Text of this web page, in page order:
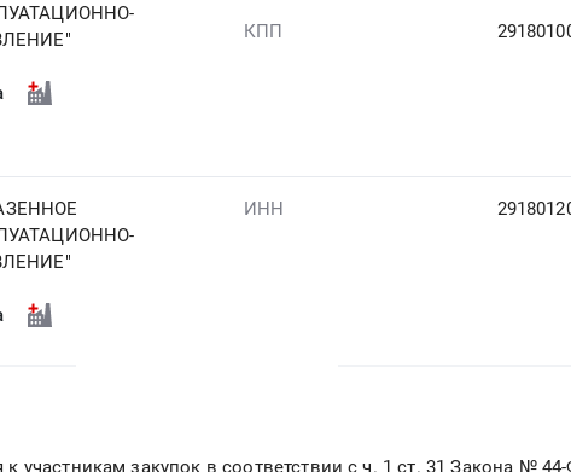
КПП
ИНН
участникам закупок в соответствии с ч. 1 ст. 31 Закона №